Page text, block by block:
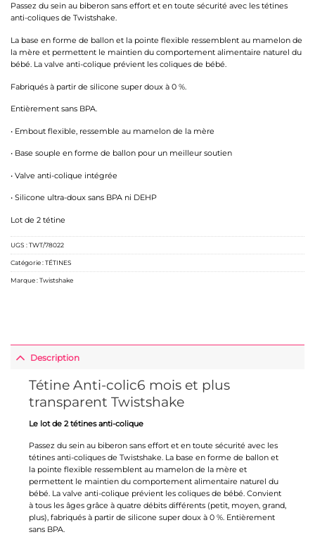
Passez du sein au biberon sans effort et en toute sécurité avec les tétines
anti-coliques de Twistshake.
La base en forme de ballon et la pointe flexible ressemblent au mamelon de
la mère et permettent le maintien du comportement alimentaire naturel du
bébé. La valve anti-colique prévient les coliques de bébé.
Fabriqués à partir de silicone super doux à 0 %.
Entièrement sans BPA.
• Embout flexible, ressemble au mamelon de la mère
• Base souple en forme de ballon pour un meilleur soutien
• Valve anti-colique intégrée
• Silicone ultra-doux sans BPA ni DEHP
Lot de 2 tétine
UGS :TWT/78022
Catégorie :TÉTINES
Marque :Twistshake
Description
Tétine Anti-colic6 mois et plus
transparent Twistshake
Le lot de 2 tétines anti-colique
Passez du sein au biberon sans effort et en toute sécurité avec les
tétines anti-coliques de Twistshake. La base en forme de ballon et
la pointe flexible ressemblent au mamelon de la mère et
permettent le maintien du comportement alimentaire naturel du
bébé. La valve anti-colique prévient les coliques de bébé. Convient
à tous les âges grâce à quatre débits différents (petit, moyen, grand,
plus), fabriqués à partir de silicone super doux à 0 %. Entièrement
sans BPA.